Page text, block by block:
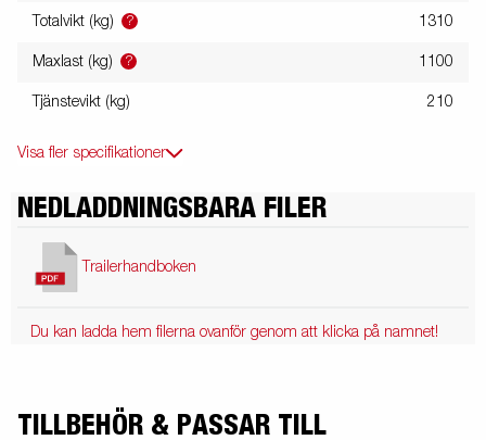
Totalvikt (kg) ? 1310
Maxlast (kg) ? 1100
Tjänstevikt (kg) 210
Visa fler specifikationer
NEDLADDNINGSBARA FILER
Trailerhandboken
Du kan ladda hem filerna ovanför genom att klicka på namnet!
TILLBEHÖR & PASSAR TILL